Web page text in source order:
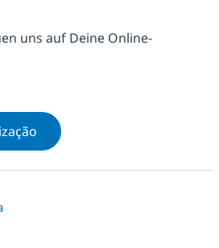
uns auf Deine Online-